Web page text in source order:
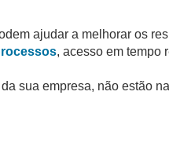
ajudar a melhorar os
, acesso em tempo
sua empresa, não estão